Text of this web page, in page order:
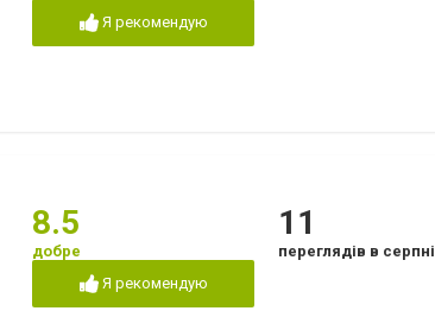
Я рекомендую
8.5
добре
Я рекомендую
11
переглядів в серпні